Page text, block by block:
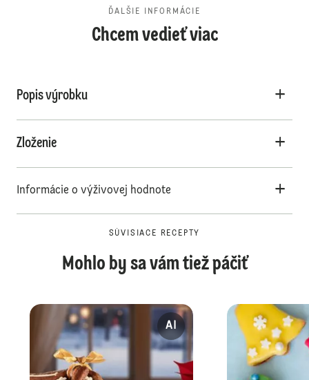
ĎALŠIE INFORMÁCIE
Chcem vedieť viac
Popis výrobku
Zloženie
Informácie o výživovej hodnote
SÚVISIACE RECEPTY
Mohlo by sa vám tiež páčiť
AI